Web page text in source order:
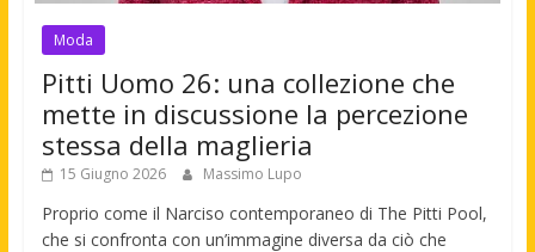
Moda
Pitti Uomo 26: una collezione che
mette in discussione la percezione
stessa della maglieria
15 Giugno 2026 Massimo Lupo
Proprio come il Narciso contemporaneo di The Pitti Pool,
che si confronta con un’immagine diversa da ciò che